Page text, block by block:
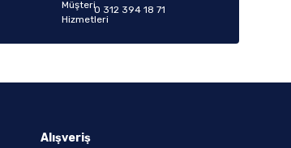
0 312 394 18 71
Alışveriş